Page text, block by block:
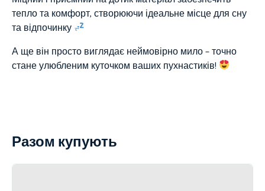
тепло та комфорт, створюючи ідеальне місце для сну
та відпочинку
А ще він просто виглядає неймовірно мило – точно
стане улюбленим куточком ваших пухнастиків!
Разом купують